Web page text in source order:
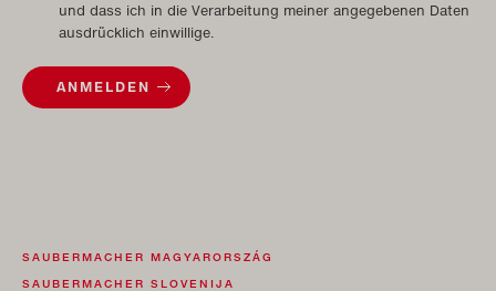
und dass ich in die Verarbeitung meiner angegebenen Daten
ausdrücklich einwillige.
ANMELDEN
SAUBERMACHER MAGYARORSZÁG
SAUBERMACHER SLOVENIJA